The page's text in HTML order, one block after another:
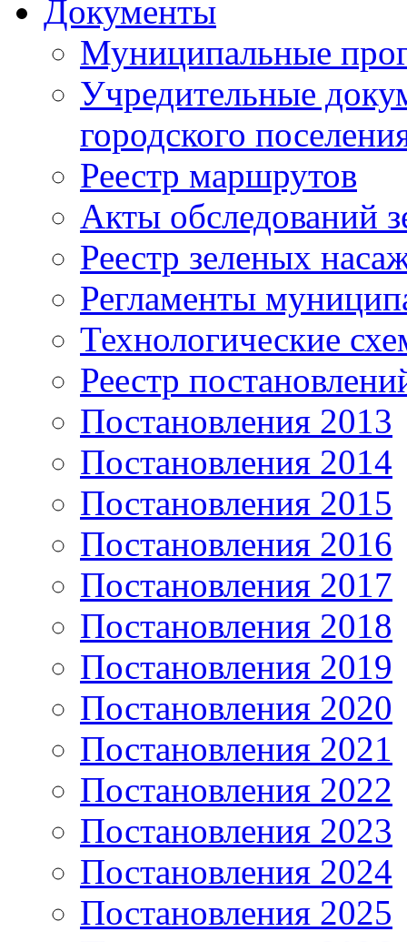
Документы
Муниципальные
Учредительные
городского
Реестр маршрутов
Акты обследований
Реестр зеленых
Регламенты
Технологические
Реестр
Постановления 2013
Постановления 2014
Постановления 2015
Постановления 2016
Постановления 2017
Постановления 2018
Постановления 2019
Постановления 2020
Постановления 2021
Постановления 2022
Постановления 2023
Постановления 2024
Постановления 2025